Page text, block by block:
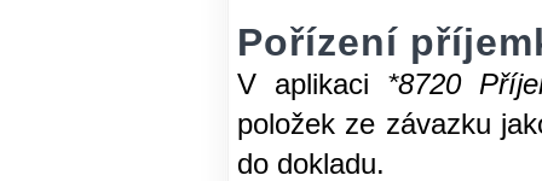
Pořízení
V aplikaci *8720
položek ze závazku
do dokladu.